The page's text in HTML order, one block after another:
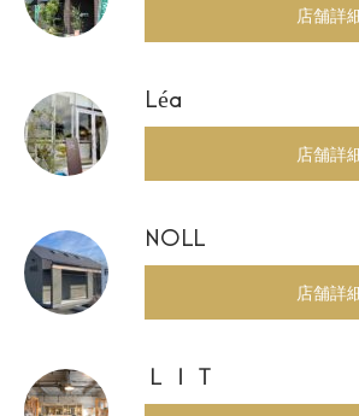
店舗詳
Léa
店舗詳
NOLL
店舗詳
ＬＩＴ